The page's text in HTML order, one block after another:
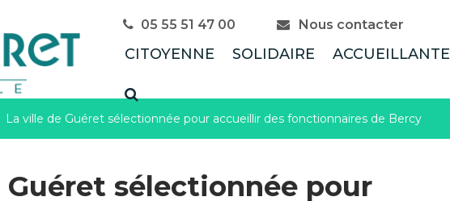
05 55 51 47 00 Nous contacter
CITOYENNE SOLIDAIRE ACCUEILLANTE
La ville de Guéret sélectionnée pour accueillir des fonctionnaires de Bercy
Guéret sélectionnée pour